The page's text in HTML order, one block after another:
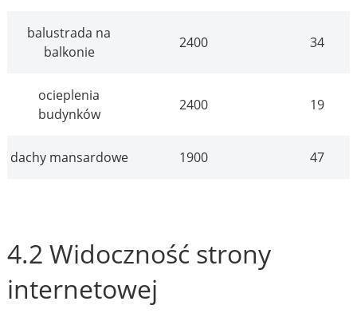
balustrada na
balkonie
2400 34
ocieplenia
budynków
2400 19
dachy mansardowe 1900 47
4.2 Widoczność strony
internetowej